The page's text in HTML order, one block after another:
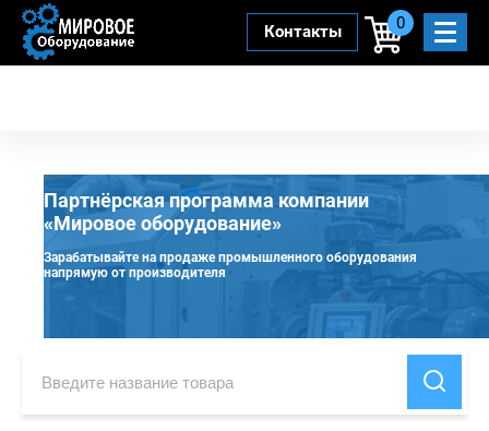
Контакты 0
Партнёрская программа компании
«Мировое оборудование»
Зарабатывайте на продаже промышленного оборудования
напрямую от производителя